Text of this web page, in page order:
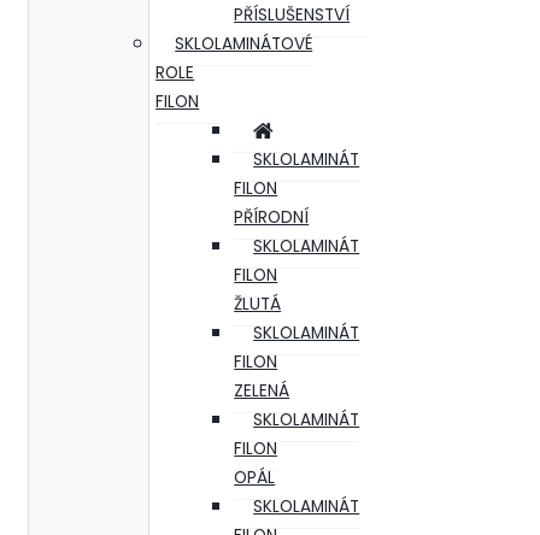
PŘÍSLUŠENSTVÍ
SKLOLAMINÁTOVÉ
ROLE
FILON
SKLOLAMINÁT
FILON
PŘÍRODNÍ
SKLOLAMINÁT
FILON
ŽLUTÁ
SKLOLAMINÁT
FILON
ZELENÁ
SKLOLAMINÁT
FILON
OPÁL
SKLOLAMINÁT